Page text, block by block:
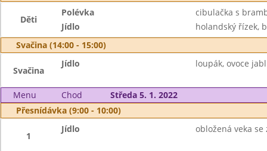
Děti
Polévka
cibulačka s
Jídlo
holandský řízek,
Svačina (14:00 - 15:00)
Svačina
Jídlo loupák, ovoce
Menu Chod
Středa 5. 1. 2022
Přesnídávka (9:00 - 10:00)
1
Jídlo obložená veka